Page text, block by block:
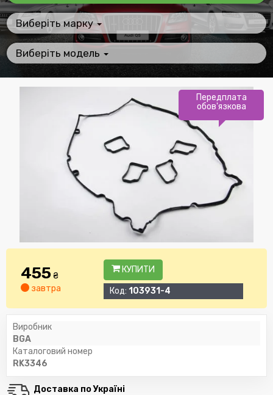
Виберіть марку
Виберіть модель
Передплата
обов'язкова
455₴
завтра
КУПИТИ
Код: 103931-4
Виробник
BGA
Каталоговий номер
RK3346
Доставка по Україні